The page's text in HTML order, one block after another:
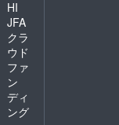
HI
JFA
クラ
ウド
ファ
ン
ディ
ング